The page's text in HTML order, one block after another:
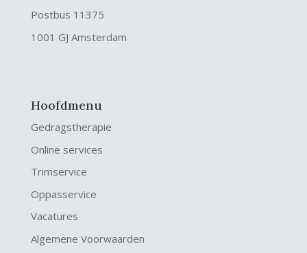
Postbus 11375
1001 GJ Amsterdam
Hoofdmenu
Gedragstherapie
Online services
Trimservice
Oppasservice
Vacatures
Algemene Voorwaarden